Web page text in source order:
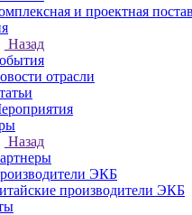
и проектная
Назад
отрасли
Назад
ЭКБ
производители ЭКБ